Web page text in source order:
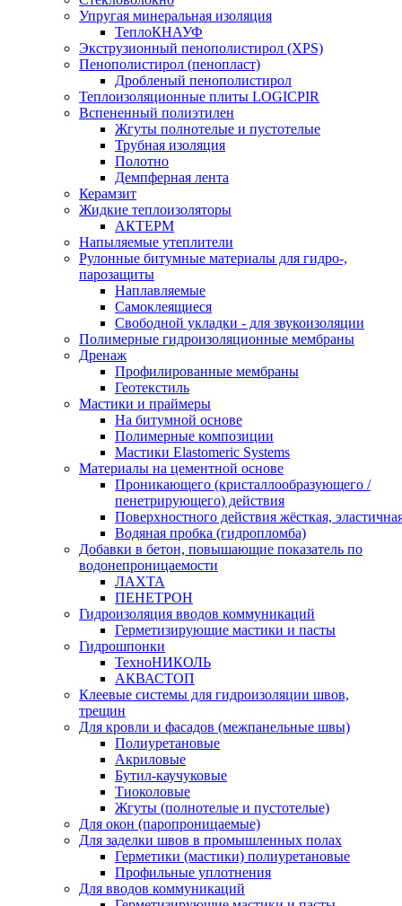
Упругая минеральная изоляция
ТеплоКНАУФ
Экструзионный пенополистирол (XPS)
Пенополистирол (пенопласт)
Дробленый пенополистирол
Теплоизоляционные плиты LOGICPIR
Вспененный полиэтилен
Жгуты полнотелые и пустотелые
Трубная изоляция
Полотно
Демпферная лента
Керамзит
Жидкие теплоизоляторы
АКТЕРМ
Напыляемые утеплители
Рулонные битумные материалы для гидро-,
парозащиты
Наплавляемые
Самоклеящиеся
Свободной укладки - для звукоизоляции
Полимерные гидроизоляционные мембраны
Дренаж
Профилированные мембраны
Геотекстиль
Мастики и праймеры
На битумной основе
Полимерные композиции
Мастики Elastomeric Systems
Материалы на цементной основе
Проникающего (кристаллообразующего /
пенетрирующего) действия
Поверхностного действия жёсткая,
Водяная пробка (гидропломба)
Добавки в бетон, повышающие показатель по
водонепроницаемости
ЛАХТА
ПЕНЕТРОН
Гидроизоляция вводов коммуникаций
Герметизирующие мастики и пасты
Гидрошпонки
ТехноНИКОЛЬ
АКВАСТОП
Клеевые системы для гидроизоляции швов,
трещин
Для кровли и фасадов (межпанельные швы)
Полиуретановые
Акриловые
Бутил-каучуковые
Тиоколовые
Жгуты (полнотелые и пустотелые)
Для окон (паропроницаемые)
Для заделки швов в промышленных полах
Герметики (мастики) полиуретановые
Профильные уплотнения
Для вводов коммуникаций